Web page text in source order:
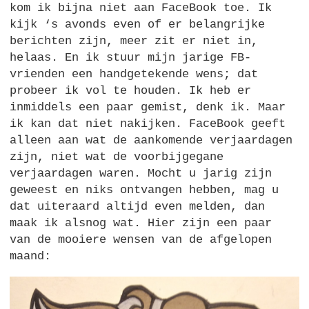
kom ik bijna niet aan FaceBook toe. Ik
kijk ‘s avonds even of er belangrijke
berichten zijn, meer zit er niet in,
helaas. En ik stuur mijn jarige FB-
vrienden een handgetekende wens; dat
probeer ik vol te houden. Ik heb er
inmiddels een paar gemist, denk ik. Maar
ik kan dat niet nakijken. FaceBook geeft
alleen aan wat de aankomende verjaardagen
zijn, niet wat de voorbijgegane
verjaardagen waren. Mocht u jarig zijn
geweest en niks ontvangen hebben, mag u
dat uiteraard altijd even melden, dan
maak ik alsnog wat. Hier zijn een paar
van de mooiere wensen van de afgelopen
maand: